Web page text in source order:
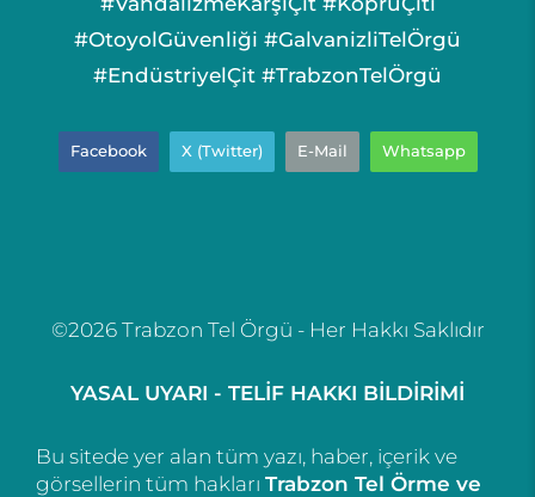
#OtoyolGüvenliği #GalvanizliTelÖrgü
#EndüstriyelÇit #TrabzonTelÖrgü
Facebook X (Twitter) E-Mail Whatsapp
©2026 Trabzon Tel Örgü - Her Hakkı Saklıdır
YASAL UYARI - TELİF HAKKI BİLDİRİMİ
Bu sitede yer alan tüm yazı, haber, içerik ve
görsellerin tüm hakları Trabzon Tel Örme ve